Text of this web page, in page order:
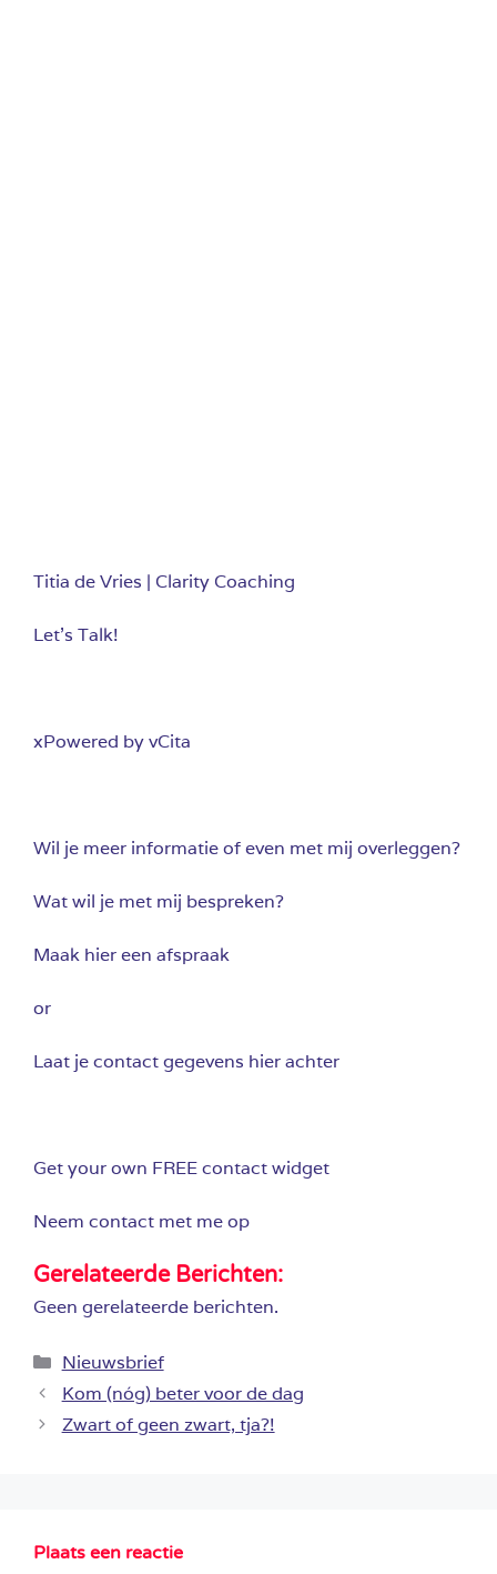
Titia de Vries | Clarity Coaching
Let’s Talk!
xPowered by vCita
Wil je meer informatie of even met mij overleggen?
Wat wil je met mij bespreken?
Maak hier een afspraak
or
Laat je contact gegevens hier achter
Get your own FREE contact widget
Neem contact met me op
Gerelateerde Berichten:
Geen gerelateerde berichten.
Categorieën
Nieuwsbrief
Kom (nóg) beter voor de dag
Zwart of geen zwart, tja?!
Plaats een reactie